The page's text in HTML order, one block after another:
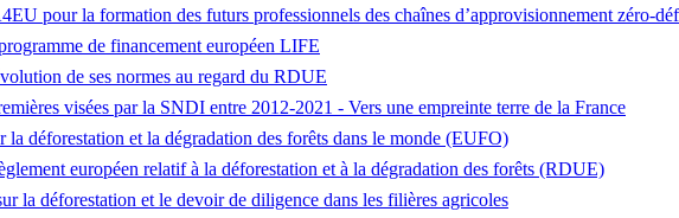
pour la formation des futurs professionnels des chaînes d’approvisionnement zéro-
de financement européen LIFE
de ses normes au regard du RDUE
visées par la SNDI entre 2012-2021 - Vers une empreinte terre de la France
la déforestation et la dégradation des forêts dans le monde (EUFO)
européen relatif à la déforestation et à la dégradation des forêts (RDUE)
la déforestation et le devoir de diligence dans les filières agricoles